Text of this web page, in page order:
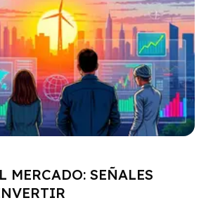
MERCADO: SEÑALES